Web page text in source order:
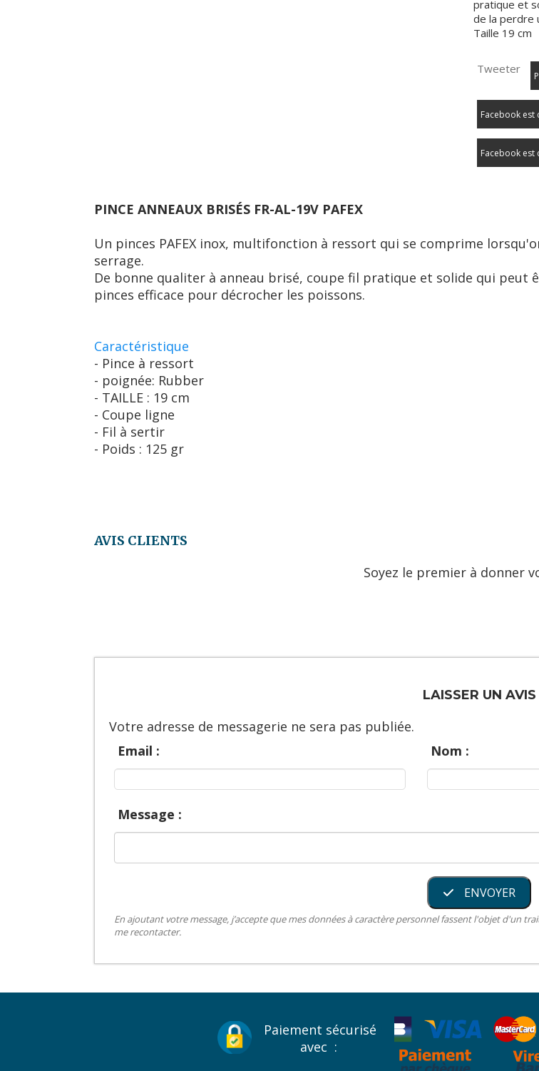
pratique et
de la perdre
Taille 19 cm
Tweeter
Facebook est
Facebook est
PINCE ANNEAUX BRISÉS FR-AL-19V PAFEX
Un pinces PAFEX inox, multifonction à ressort qui se comprime
serrage.
De bonne qualiter à anneau brisé, coupe fil pratique et solide qui
pinces efficace pour décrocher les poissons.
Caractéristique
- Pince à ressort
- poignée: Rubber
- TAILLE : 19 cm
- Coupe ligne
- Fil à sertir
- Poids : 125 gr
AVIS CLIENTS
Soyez le premier à donner
LAISSER UN AVIS
Votre adresse de messagerie ne sera pas publiée.
Email :
Nom :
Message :
ENVOYER
En ajoutant votre message, j’accepte que mes données à caractère personnel fassent l'objet d'un
me recontacter.
Paiement sécurisé
avec :